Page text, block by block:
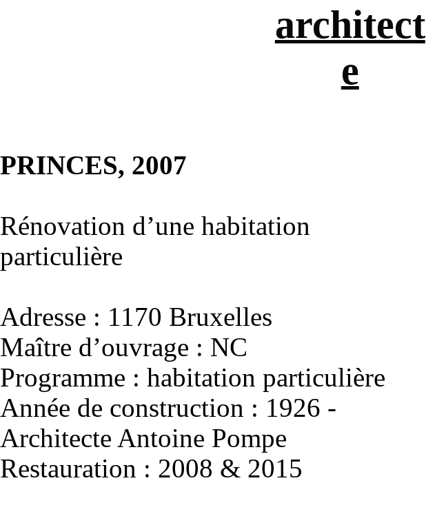
architect
e
PRINCES, 2007
Rénovation d’une habitation
particulière
Adresse : 1170 Bruxelles
Maître d’ouvrage : NC
Programme : habitation particulière
Année de construction : 1926 -
Architecte Antoine Pompe
Restauration : 2008 & 2015